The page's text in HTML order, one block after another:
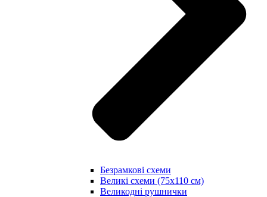
Безрамкові схеми
Великі схеми (75х110 см)
Великодні рушнички